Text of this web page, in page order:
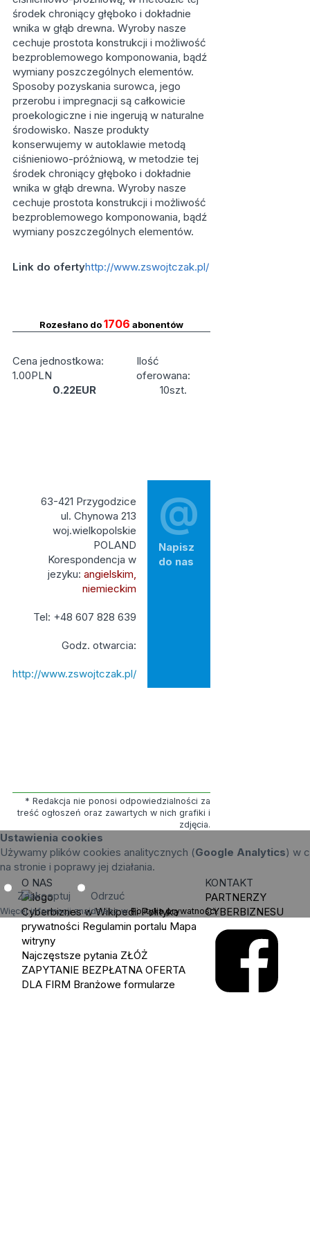
środek chroniący głęboko i dokładnie
wnika w głąb drewna. Wyroby nasze
cechuje prostota konstrukcji i możliwość
bezproblemowego komponowania, bądź
wymiany poszczególnych elementów.
Sposoby pozyskania surowca, jego
przerobu i impregnacji są całkowicie
proekologiczne i nie ingerują w naturalne
środowisko. Nasze produkty
konserwujemy w autoklawie metodą
ciśnieniowo-próżniową, w metodzie tej
środek chroniący głęboko i dokładnie
wnika w głąb drewna. Wyroby nasze
cechuje prostota konstrukcji i możliwość
bezproblemowego komponowania, bądź
wymiany poszczególnych elementów.
Link do ofertyhttp://www.zswojtczak.pl/
Rozesłano do1706 abonentów
Cena jednostkowa:
1.00PLN
0.22EUR
Ilość
oferowana:
10szt.
63-421 Przygodzice
ul. Chynowa 213
woj.wielkopolskie
POLAND
Korespondencja w
jezyku: angielskim,
niemieckim
Tel: +48 607 828 639
Godz. otwarcia:
http://www.zswojtczak.pl/
@
Napisz
do nas
* Redakcja nie ponosi odpowiedzialności za
treść ogłoszeń oraz zawartych w nich grafiki i
zdjęcia.
Ustawienia cookies
Używamy plików cookies analitycznych (Google Analytics) w
na stronie i poprawy jej działania.
Zaakceptuj Odrzuć
Więcej informacji znajdziesz wPolityka prywatności.
O NAS
Cyberbiznes w Wikipedii Polityka
prywatności Regulamin portalu Mapa
witryny
Najczęstsze pytania ZŁÓŻ
ZAPYTANIE BEZPŁATNA OFERTA
DLA FIRM Branżowe formularze
KONTAKT
PARTNERZY
CYBERBIZNESU